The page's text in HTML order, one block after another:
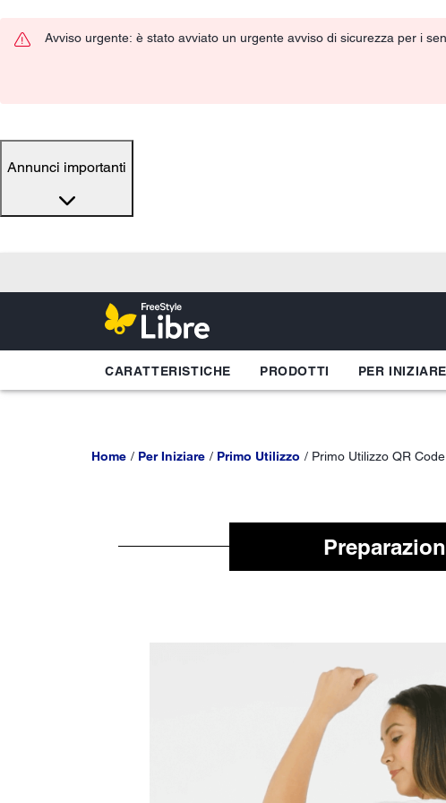
Avviso urgente: è stato avviato un urgente avviso di sicurezza per i
Annunci importanti
CARATTERISTICHE PRODOTTI PER INIZIARE
Home Per Iniziare Primo Utilizzo Primo Utilizzo QR Code